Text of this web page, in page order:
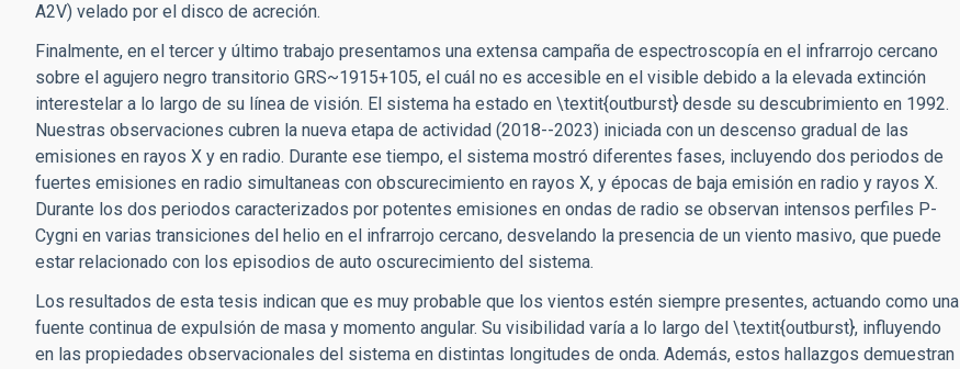
A2V) velado por el disco de acreción.
Finalmente, en el tercer y último trabajo presentamos una extensa campaña de espectroscopía en el infrarrojo cercano
sobre el agujero negro transitorio GRS~1915+105, el cuál no es accesible en el visible debido a la elevada extinción
interestelar a lo largo de su línea de visión. El sistema ha estado en \textit{outburst} desde su descubrimiento en 1992.
Nuestras observaciones cubren la nueva etapa de actividad (2018--2023) iniciada con un descenso gradual de las
emisiones en rayos X y en radio. Durante ese tiempo, el sistema mostró diferentes fases, incluyendo dos periodos de
fuertes emisiones en radio simultaneas con obscurecimiento en rayos X, y épocas de baja emisión en radio y rayos X.
Durante los dos periodos caracterizados por potentes emisiones en ondas de radio se observan intensos perfiles P-
Cygni en varias transiciones del helio en el infrarrojo cercano, desvelando la presencia de un viento masivo, que puede
estar relacionado con los episodios de auto oscurecimiento del sistema.
Los resultados de esta tesis indican que es muy probable que los vientos estén siempre presentes, actuando como una
fuente continua de expulsión de masa y momento angular. Su visibilidad varía a lo largo del \textit{outburst}, influyendo
en las propiedades observacionales del sistema en distintas longitudes de onda. Además, estos hallazgos demuestran